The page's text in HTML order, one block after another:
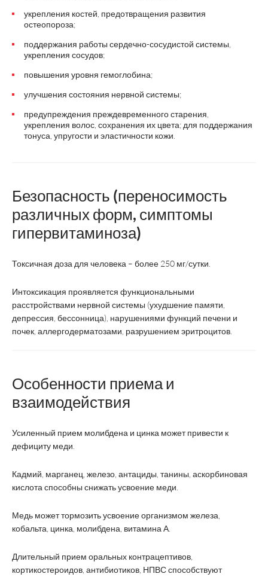
укрепления костей, предотвращения развития
остеопороза;
поддержания работы сердечно-сосудистой системы,
укрепления сосудов;
повышения уровня гемоглобина;
улучшения состояния нервной системы;
предупреждения преждевременного старения,
укрепления волос, сохранения их цвета; для поддержания
тонуса, упругости и эластичности кожи.
Безопасность (переносимость
различных форм, симптомы
гипервитаминоза)
Токсичная доза для человека – более 250 мг/сутки.
Интоксикация проявляется функциональными
расстройствами нервной системы (ухудшение памяти,
депрессия, бессонница), нарушениями функций печени и
почек, аллергодерматозами, разрушением эритроцитов.
Особенности приема и
взаимодействия
Усиленный прием молибдена и цинка может привести к
дефициту меди.
Кадмий, марганец, железо, антациды, танины, аскорбиновая
кислота способны снижать усвоение меди.
Медь может тормозить усвоение организмом железа,
кобальта, цинка, молибдена, витамина А.
Длительный прием оральных контрацептивов,
кортикостероидов, антибиотиков, НПВС способствуют